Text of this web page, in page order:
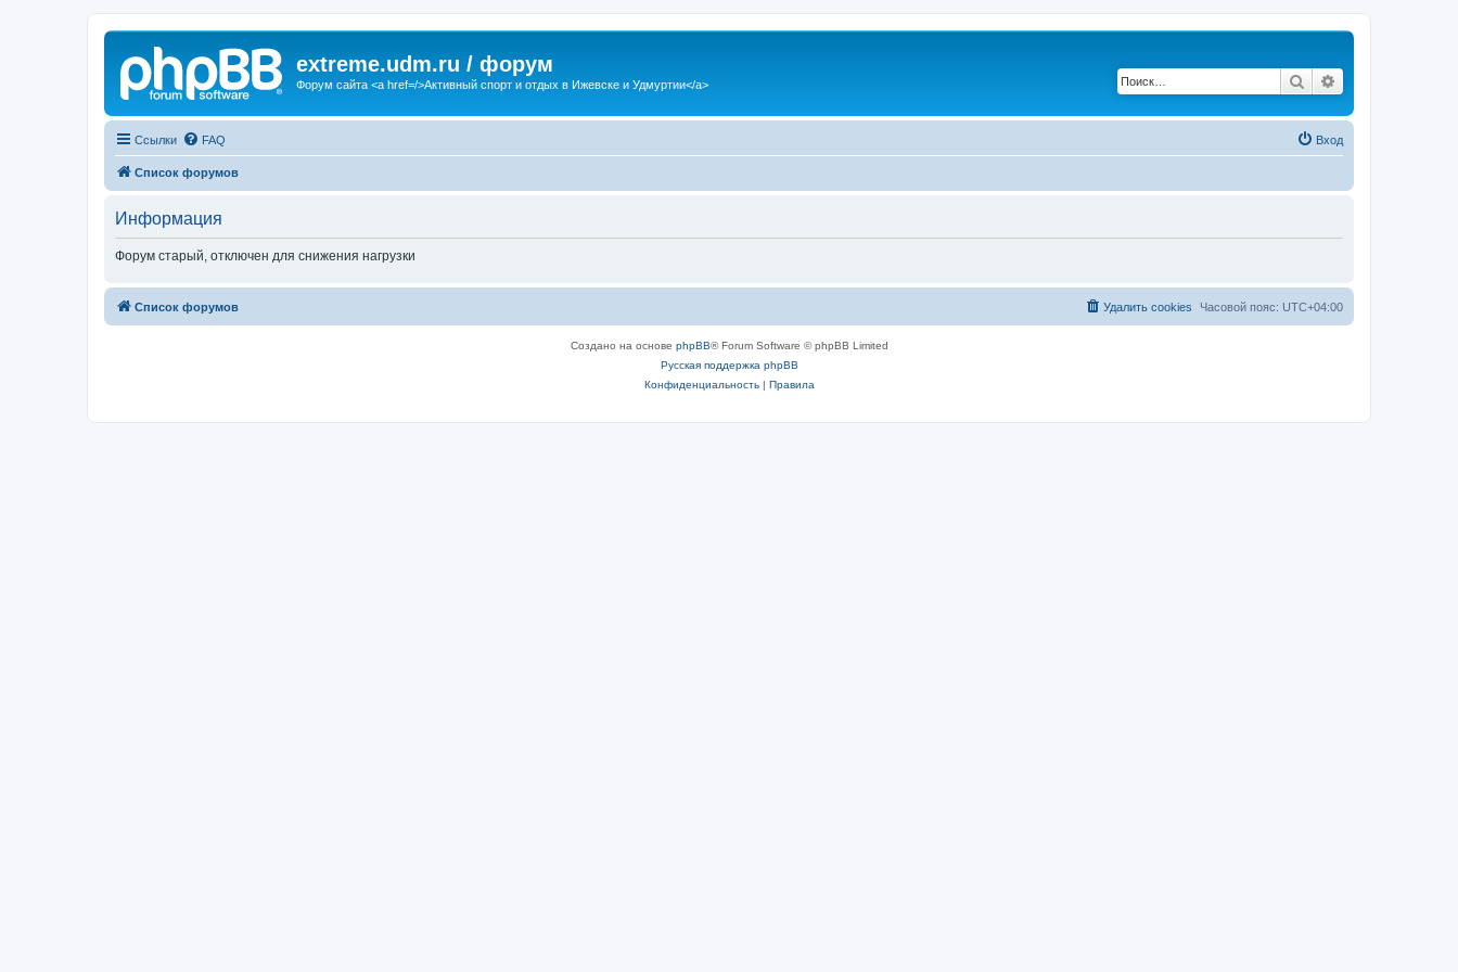
extreme.udm.ru / форум
Форум сайта <a href=/>Активный спорт и отдых в Ижевске и Удмуртии</a> Поиск
Ссылки FAQ Вход
Список форумов
Информация
Форум старый, отключен для снижения нагрузки
Список форумов Часовой пояс: UTC+04:00
Удалить cookies
Создано на основе phpBB® Forum Software © phpBB Limited
Русская поддержка phpBB
Конфиденциальность| Правила